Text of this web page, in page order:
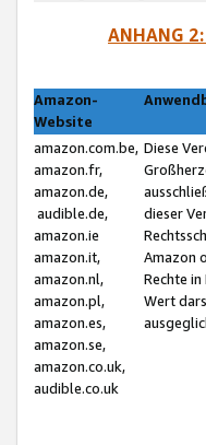
ANHANG 2:
Amazon-
Website
amazon.com.be,
amazon.fr,
amazon.de,
audible.de,
amazon.ie
amazon.it,
amazon.nl,
amazon.pl,
amazon.es,
amazon.se,
amazon.co.uk,
audible.co.uk
Diese
dieser
Amazon
Rechte
Wert